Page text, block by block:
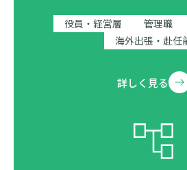
役員・経営層 管理職
海外出張・赴任
詳しく見る